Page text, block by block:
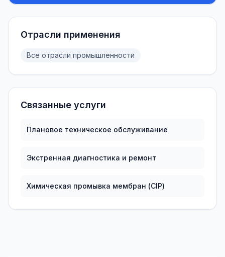
Отрасли применения
Все отрасли промышленности
Связанные услуги
Плановое техническое обслуживание
Экстренная диагностика и ремонт
Химическая промывка мембран (CIP)